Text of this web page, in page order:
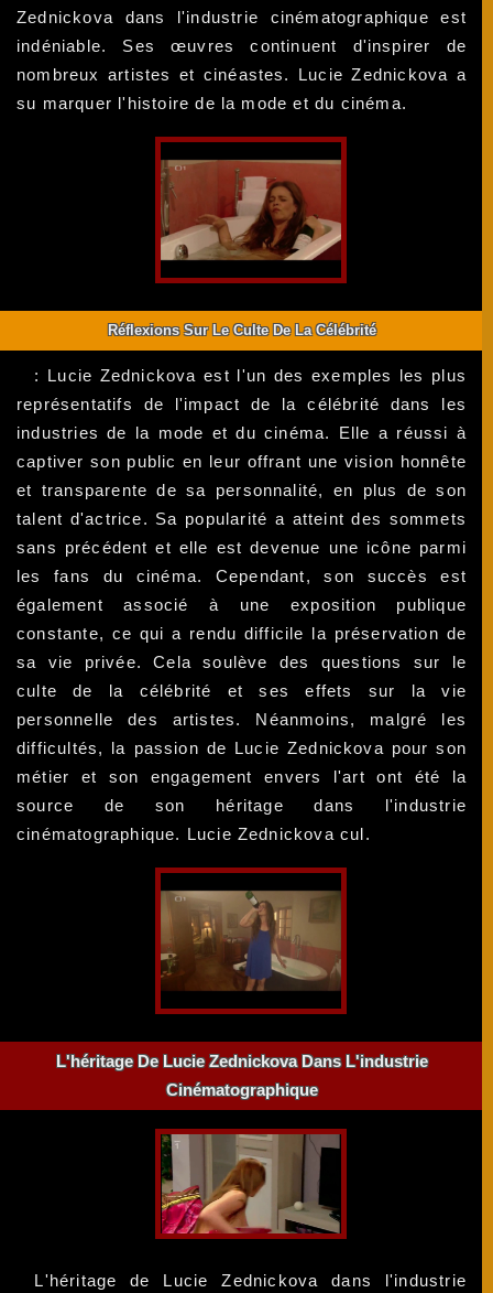
Zednickova dans l'industrie cinématographique est
indéniable. Ses œuvres continuent d'inspirer de
nombreux artistes et cinéastes. Lucie Zednickova a
su marquer l'histoire de la mode et du cinéma.
Réflexions Sur Le Culte De La Célébrité
: Lucie Zednickova est l'un des exemples les plus
représentatifs de l'impact de la célébrité dans les
industries de la mode et du cinéma. Elle a réussi à
captiver son public en leur offrant une vision honnête
et transparente de sa personnalité, en plus de son
talent d'actrice. Sa popularité a atteint des sommets
sans précédent et elle est devenue une icône parmi
les fans du cinéma. Cependant, son succès est
également associé à une exposition publique
constante, ce qui a rendu difficile la préservation de
sa vie privée. Cela soulève des questions sur le
culte de la célébrité et ses effets sur la vie
personnelle des artistes. Néanmoins, malgré les
difficultés, la passion de Lucie Zednickova pour son
métier et son engagement envers l'art ont été la
source de son héritage dans l'industrie
cinématographique. Lucie Zednickova cul.
L'héritage De Lucie Zednickova Dans L'industrie
Cinématographique
L'héritage de Lucie Zednickova dans l'industrie